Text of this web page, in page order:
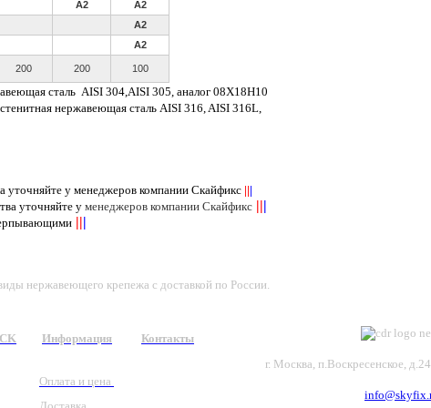
A2
A2
A2
A2
200 200 100
сталь AISI 304, AISI 305, аналог 08Х18Н10
нержавеющая сталь AISI 316, AISI 316L
уточняйте у менеджеров компании Скайфикс |||
уточняйте у менеджеров компании Скайфикс |||
|||
нержавеющего крепежа с доставкой по России.
Информация
Контакты
г. Москва, п.Воскресенское,
Оплата и цена